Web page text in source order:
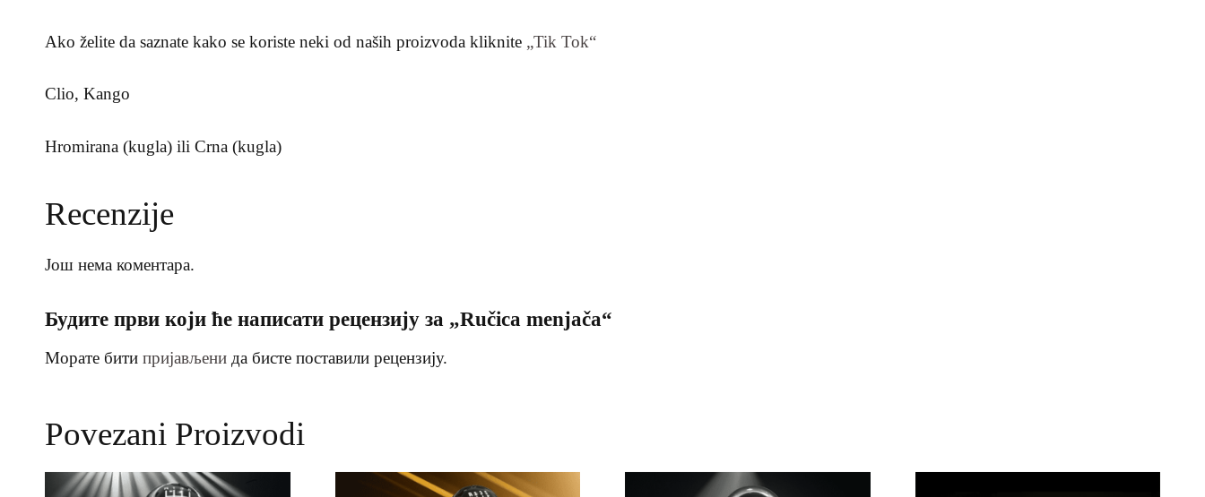
Ako želite da saznate kako se koriste neki od naših proizvoda kliknite „Tik Tok“
Clio, Kango
Hromirana (kugla) ili Crna (kugla)
Recenzije
Још нема коментара.
Будите први који ће написати рецензију за „Ručica menjača“
Морате бити пријављени да бисте поставили рецензију.
Povezani Proizvodi